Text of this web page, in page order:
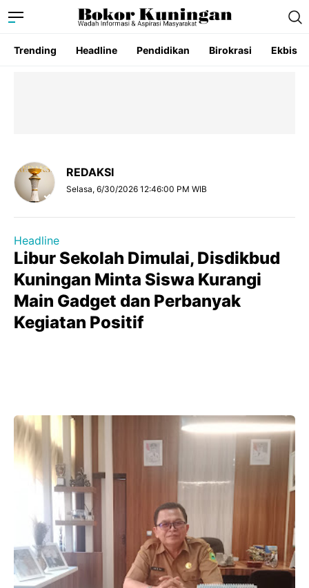
Trending Headline Pendidikan Birokrasi Ekbis
REDAKSI
Selasa, 6/30/2026 12:46:00 PM WIB
Headline
Libur Sekolah Dimulai, Disdikbud
Kuningan Minta Siswa Kurangi
Main Gadget dan Perbanyak
Kegiatan Positif